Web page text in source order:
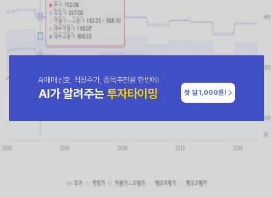
AI매매신호, 적정주가, 종목추천을 한번에!
AI가 알려주는투자타이밍 첫 달1,000원!